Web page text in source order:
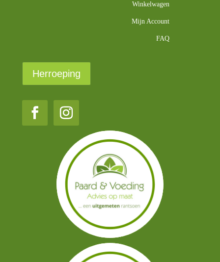
Winkelwagen
Mijn Account
FAQ
Herroeping